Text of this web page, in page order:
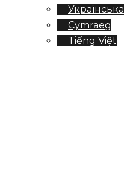
Українська
Cymraeg
Tiếng Việt